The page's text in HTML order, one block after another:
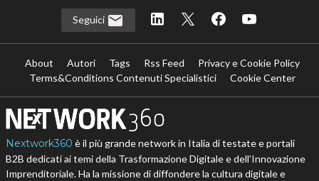
Seguici
About Autori Tags Rss Feed
Privacy e Cookie Policy
Terms&Conditions Contenuti Specialistici
Cookie Center
Nextwork360 è il più grande network in Italia di testate e portali
B2B dedicati ai temi della Trasformazione Digitale e dell’Innovazione
Imprenditoriale. Ha la missione di diffondere la cultura digitale e